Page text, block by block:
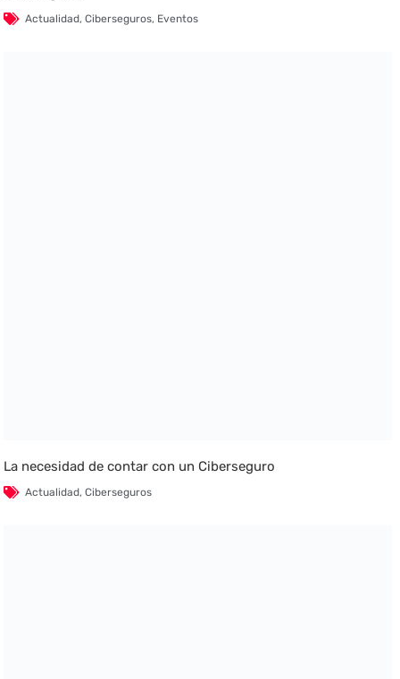
Actualidad,Ciberseguros, Eventos
La necesidad de contar con un Ciberseguro
Actualidad,Ciberseguros